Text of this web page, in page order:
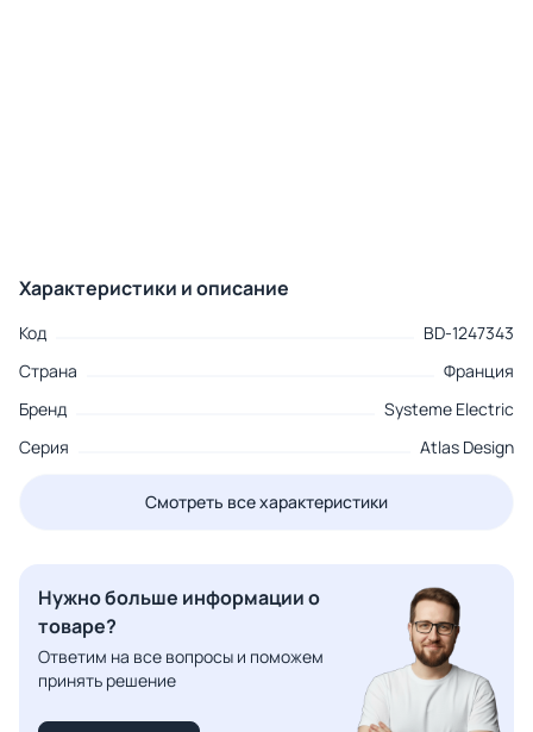
Характеристики и описание
Код
BD-1247343
Страна
Франция
Бренд
Systeme Electric
Серия
Atlas Design
Смотреть все характеристики
Нужно больше информации о
товаре?
Ответим на все вопросы и поможем
принять решение